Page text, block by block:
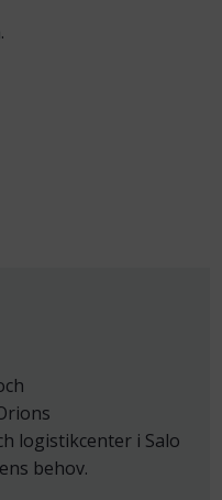
logistikcenter i Salo
behov.